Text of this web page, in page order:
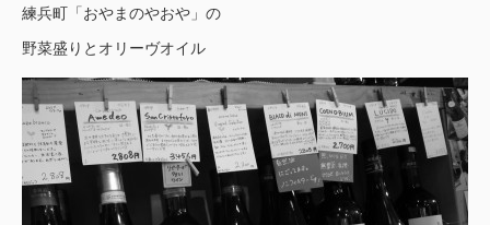
練兵町「おやまのやおや」の
野菜盛りとオリーヴオイル